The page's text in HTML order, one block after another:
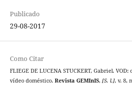
Publicado
29-08-2017
Como Citar
FLIEGE DE LUCENA STUCKERT, Gabriel.
vídeo doméstico. Revista GEMInIS, [S. l.], v. 8,